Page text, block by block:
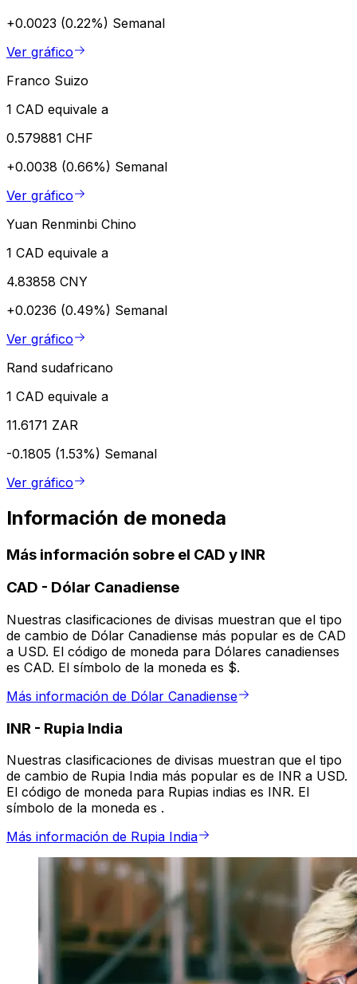
+0.0023 (0.22%) Semanal
Ver gráfico
Franco Suizo
1 CAD equivale a
0.579881 CHF
+0.0038 (0.66%) Semanal
Ver gráfico
Yuan Renminbi Chino
1 CAD equivale a
4.83858 CNY
+0.0236 (0.49%) Semanal
Ver gráfico
Rand sudafricano
1 CAD equivale a
11.6171 ZAR
-0.1805 (1.53%) Semanal
Ver gráfico
Información de moneda
Más información sobre el CAD y INR
CAD - Dólar Canadiense
Nuestras clasificaciones de divisas muestran que el tipo
de cambio de Dólar Canadiense más popular es de CAD
a USD. El código de moneda para Dólares canadienses
es CAD. El símbolo de la moneda es $.
Más información de Dólar Canadiense
INR - Rupia India
Nuestras clasificaciones de divisas muestran que el tipo
de cambio de Rupia India más popular es de INR a USD.
El código de moneda para Rupias indias es INR. El
símbolo de la moneda es ₹.
Más información de Rupia India